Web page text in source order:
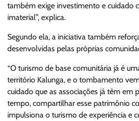
também exige investimento e cuidado
imaterial”, explica.
Segundo ela, a iniciativa também
desenvolvidas pelas próprias
“O turismo de base comunitária já é
território Kalunga, e o tombamento
cuidado que as associações já têm em
tempo, compartilhar esse patrimônio
impulsiona o turismo de experiência e